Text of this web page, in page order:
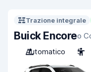
Trazione integrale
Buick Encoreo
Automatico
5